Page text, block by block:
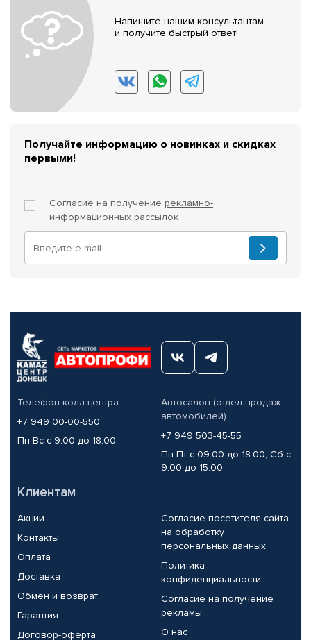
Напишите нашим консультантам
и получите быстрый ответ!
Получайте информацию о новинках и скидках
первыми!
Согласие на получение рекламно-
информационных рассылок
Телефон колл-центра
+7 949 00-00-550
Пн-Вс с 9.00 до 18.00
Автосалон (отдел продаж
автомобилей)
+7 949 503-45-55
Пн-Пт с 09.00 до 18.00, Сб с
9.00 до 15.00
Клиентам
Акции
Контакты
Оплата
Доставка
Обмен и возврат
Гарантия
Договор-оферта
Согласие посетителя сайта
на обработку
персональных данных
Политика
конфиденциальности
Согласие на получение
рекламы
О нас